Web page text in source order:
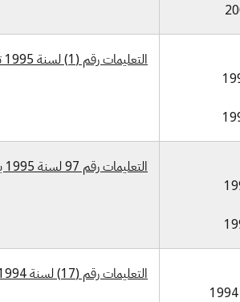
التعليمات رقم (1) لسنة 1995 تعديل تعليمات تنظيم ملكية وتداول الأعمال الفنية
التعليمات رقم 97 لسنة 1995 بشأن المركز القومي للحاسبات الإلكترونية
التعليمات رقم (17) لسنة 1994 بشأن تنظيم ملكية وتداول الأعمال الفنية